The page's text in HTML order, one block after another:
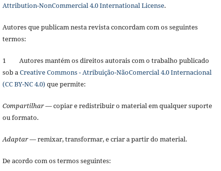
Attribution-NonCommercial 4.0 International License.
Autores que publicam nesta revista concordam com os seguintes
termos:
1 Autores mantém os direitos autorais com o trabalho publicado
sob aCreative Commons - Atribuição-NãoComercial 4.0 Internacional
(CC BY-NC 4.0) que permite:
Compartilhar— copiar e redistribuir o material em qualquer suporte
ou formato.
Adaptar— remixar, transformar, e criar a partir do material.
De acordo com os termos seguintes: